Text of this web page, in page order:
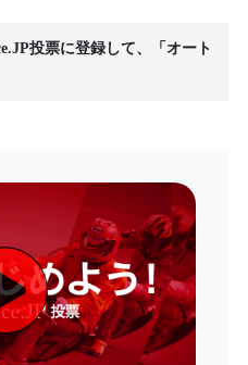
投票に登録して、「オート